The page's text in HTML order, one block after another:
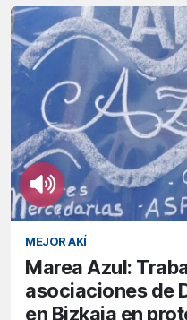
MEJOR AKÍ
Marea Azul:
asociaciones de
en Bizkaia en